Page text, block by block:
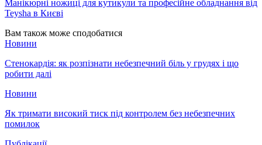
Манікюрні ножиці для кутикули та професійне обладнання від
Teysha в Києві
Вам також може сподобатися
Новини
Стенокардія: як розпізнати небезпечний біль у грудях і що
робити далі
Новини
Як тримати високий тиск під контролем без небезпечних
помилок